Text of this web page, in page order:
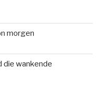
morgen
die wankende